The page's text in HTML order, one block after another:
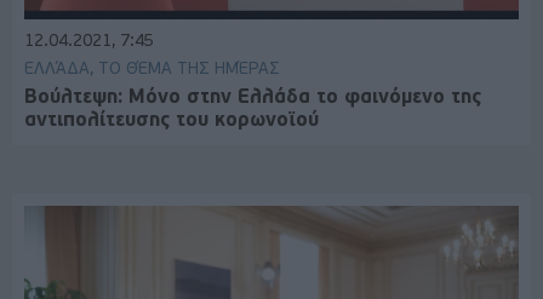
12.04.2021, 7:45
ΕΛΛΆΔΑ, ΤΟ ΘΈΜΑ ΤΗΣ ΗΜΈΡΑΣ
Βούλτεψη: Μόνο στην Ελλάδα το φαινόμενο της
αντιπολίτευσης του κορωνοϊού